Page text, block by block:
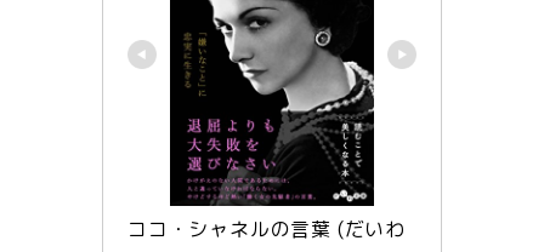
ココ・シャネルの言葉 (だいわ